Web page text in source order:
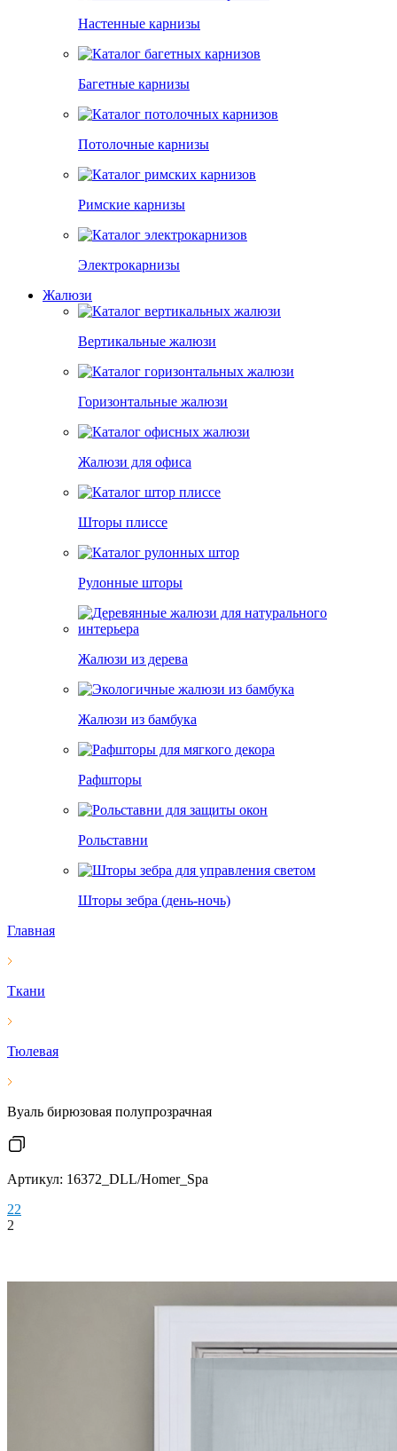
Настенные карнизы
Багетные карнизы
Потолочные карнизы
Римские карнизы
Электрокарнизы
Жалюзи
Вертикальные жалюзи
Горизонтальные жалюзи
Жалюзи для офиса
Шторы плиссе
Рулонные шторы
Жалюзи из дерева
Жалюзи из бамбука
Рафшторы
Рольставни
Шторы зебра (день-ночь)
Главная
Ткани
Тюлевая
Вуаль бирюзовая полупрозрачная
Артикул: 16372_DLL/Homer_Spa
22
2